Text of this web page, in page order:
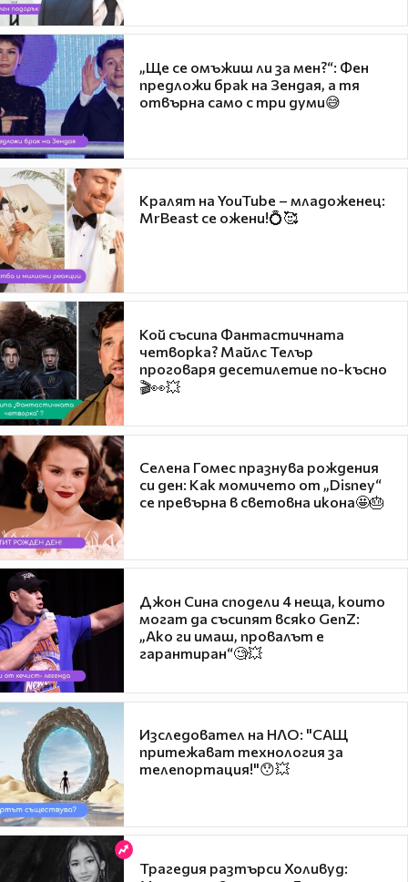
„Ще се омъжиш ли за мен?“: Фен
предложи брак на Зендая, а тя
отвърна само с три думи😅
Кралят на YouTube – младоженец:
MrBeast се ожени!💍🥰
Кой съсипа Фантастичната
четворка? Майлс Телър
проговаря десетилетие по-късно
🎬👀💥
Селена Гомес празнува рождения
си ден: Как момичето от „Disney“
се превърна в световна икона🤩🎂
Джон Сина сподели 4 неща, които
могат да съсипят всяко GenZ:
„Ако ги имаш, провалът е
гарантиран“🧐💥
Изследовател на НЛО: "САЩ
притежават технология за
телепортация!"😯💥
Трагедия разтърси Холивуд: